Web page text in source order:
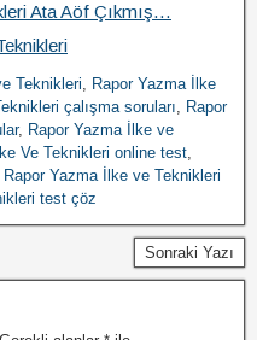
Ata Aöf Çıkmış…
Teknikleri, Rapor Yazma İlke
çalışma soruları, Rapor
, Rapor Yazma İlke ve
Ve Teknikleri online test,
Rapor Yazma İlke ve Teknikleri
test çöz
Sonraki Yazı